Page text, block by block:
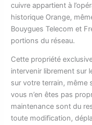
cuivre appartient à
historique Orange,
Bouygues Telecom et
portions du réseau.
Cette propriété
intervenir librement sur
sur votre terrain, même
vous n’en êtes pas
maintenance sont du
toute modification,